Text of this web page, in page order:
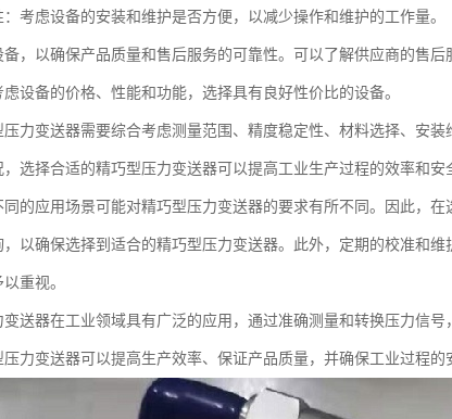
考虑设备的安装和维护是否方便，以减少操作和维护的工作量。
，以确保产品质量和售后服务的可靠性。可以了解供应商的售
设备的价格、性能和功能，选择具有良好性价比的设备。
力变送器需要综合考虑测量范围、精度稳定性、材料选择、安
，选择合适的精巧型压力变送器可以提高工业生产过程的效率和安
同的应用场景可能对精巧型压力变送器的要求有所不同。因此，
以确保选择到适合的精巧型压力变送器。此外，定期的校准和
重视。
变送器在工业领域具有广泛的应用，通过准确测量和转换压力信
力变送器可以提高生产效率、保证产品质量，并确保工业过程的